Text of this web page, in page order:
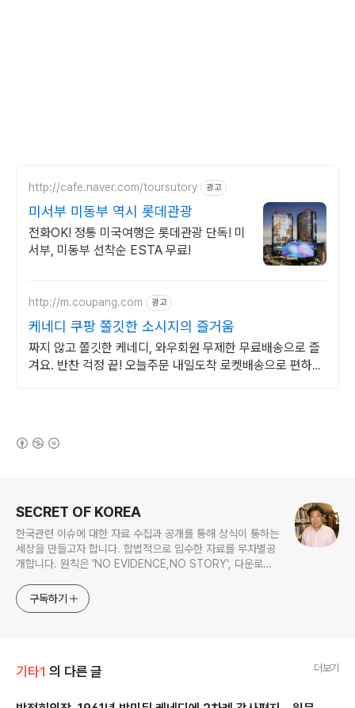
http://cafe.naver.com/toursutory 광고
미서부 미동부 역시 롯데관광
전화OK! 정통 미국여행은 롯데관광 단독! 미
서부, 미동부 선착순 ESTA 무료!
http://m.coupang.com 광고
케네디 쿠팡 쫄깃한 소시지의 즐거움
짜지 않고 쫄깃한 케네디, 와우회원 무제한 무료배송으로 즐
겨요. 반찬 걱정 끝! 오늘주문 내일도착 로켓배송으로 편하게
SECRET OF KOREA
한국관련 이슈에 대한 자료 수집과 공개를 통해 상식이 통하는
세상을 만들고자 합니다. 합법적으로 입수한 자료를 무차별공
개합니다. 원칙은 'NO EVIDENCE,NO STORY', 다운로드
jesim56@gmail.com, 안보일때는 구글리더나 RSS로!!
구독하기
기타1 의 다른 글 더보기